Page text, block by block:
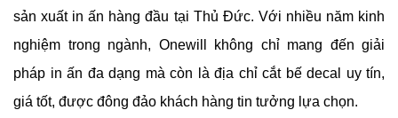
sản xuất in ấn hàng đầu tại Thủ Đức. Với nhiều năm kinh
nghiệm trong ngành, Onewill không chỉ mang đến giải
pháp in ấn đa dạng mà còn là địa chỉ cắt bế decal uy tín,
giá tốt, được đông đảo khách hàng tin tưởng lựa chọn.